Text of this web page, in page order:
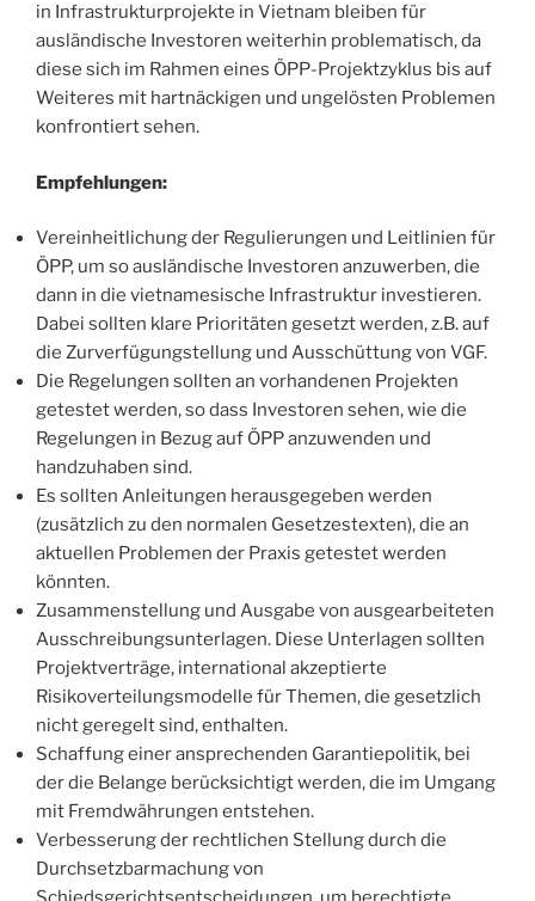
in Infrastrukturprojekte in Vietnam bleiben für
ausländische Investoren weiterhin problematisch, da
diese sich im Rahmen eines ÖPP-Projektzyklus bis auf
Weiteres mit hartnäckigen und ungelösten Problemen
konfrontiert sehen.
Empfehlungen:
Vereinheitlichung der Regulierungen und Leitlinien für
ÖPP, um so ausländische Investoren anzuwerben, die
dann in die vietnamesische Infrastruktur investieren.
Dabei sollten klare Prioritäten gesetzt werden, z.B. auf
die Zurverfügungstellung und Ausschüttung von VGF.
Die Regelungen sollten an vorhandenen Projekten
getestet werden, so dass Investoren sehen, wie die
Regelungen in Bezug auf ÖPP anzuwenden und
handzuhaben sind.
Es sollten Anleitungen herausgegeben werden
(zusätzlich zu den normalen Gesetzestexten), die an
aktuellen Problemen der Praxis getestet werden
könnten.
Zusammenstellung und Ausgabe von ausgearbeiteten
Ausschreibungsunterlagen. Diese Unterlagen sollten
Projektverträge, international akzeptierte
Risikoverteilungsmodelle für Themen, die gesetzlich
nicht geregelt sind, enthalten.
Schaffung einer ansprechenden Garantiepolitik, bei
der die Belange berücksichtigt werden, die im Umgang
mit Fremdwährungen entstehen.
Verbesserung der rechtlichen Stellung durch die
Durchsetzbarmachung von